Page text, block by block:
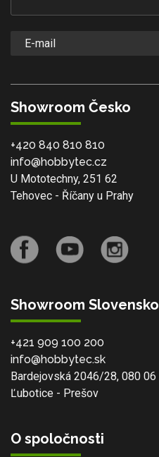
Showroom Česko
+420 840 810 810
info@hobbytec.cz
U Mototechny, 251 62
Tehovec - Říčany u Prahy
Showroom Slovensko
+421 909 100 200
info@hobbytec.sk
Bardejovská 2046/28, 080 06
Ľubotice - Prešov
O spoločnosti